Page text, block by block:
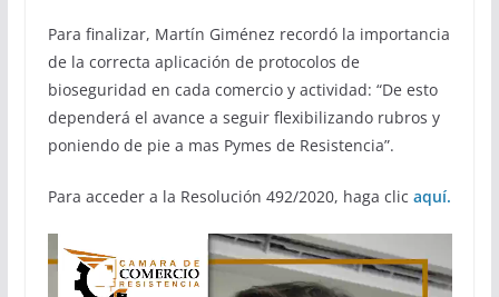
Para finalizar, Martín Giménez recordó la importancia
de la correcta aplicación de protocolos de
bioseguridad en cada comercio y actividad: “De esto
dependerá el avance a seguir flexibilizando rubros y
poniendo de pie a mas Pymes de Resistencia”.
Para acceder a la Resolución 492/2020, haga clic aquí.
Reproductor